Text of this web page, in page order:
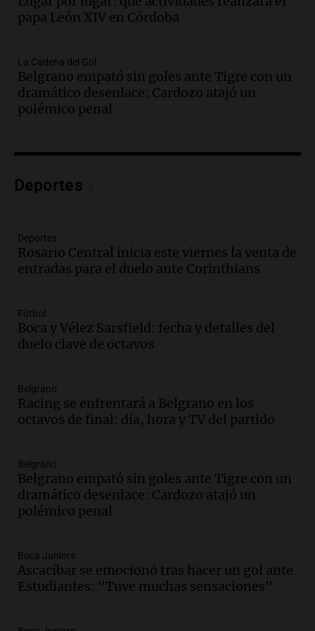
para el jueves 6 de agosto
Noticias
Audio. Alerta amarillo en Córdoba por
riesgo de incendios: Vientos de hasta 90
km/h impactan la región
Panorama Federal
Episodios
ser atropellada por un camión en San
Panorama Federal
contrato de Sábedra Paredes en la
Secretaría de Niñez y Adolescencia
Panorama Federal
Audio.
avanza con testimonios sobre el impacto
y la emergencia médica
Audio.
Malevo, la app que revoluciona la
contratación de servicios agrícolas en
Argentina
Audio.El "tarareo conceptual", un
delirio que se vuelve arte con la música
de las palabras
Audio.
El gerente de Exponenciar visitó
el Estudio Federal Sancor Seguros en
Aapresid Rosario 2026.
Episodios
papa León XIV en Córdoba
La Cadena del Gol
Belgrano empató sin goles ante Tigre con un
dramático desenlace: Cardozo atajó un
polémico penal
Deportes
Deportes
Rosario Central inicia este viernes la venta de
entradas para el duelo ante Corinthians
Fútbol
Boca y Vélez Sarsfield: fecha y detalles del
duelo clave de octavos
Belgrano
Racing se enfrentará a Belgrano en los
octavos de final: día, hora y TV del partido
Belgrano
Belgrano empató sin goles ante Tigre con un
dramático desenlace: Cardozo atajó un
polémico penal
Boca Juniors
Ascacíbar se emocionó tras hacer un gol ante
Estudiantes: "Tuve muchas sensaciones"